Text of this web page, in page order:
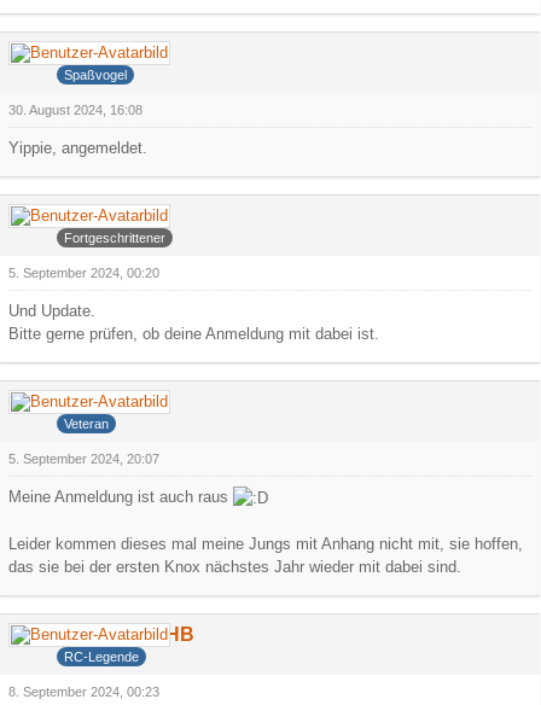
Psychojosh
Spaßvogel
30. August 2024, 16:08
Yippie, angemeldet.
Arowa
Fortgeschrittener
5. September 2024, 00:20
Und Update.
Bitte gerne prüfen, ob deine Anmeldung mit dabei ist.
Iceman
Veteran
5. September 2024, 20:07
Meine Anmeldung ist auch raus
Leider kommen dieses mal meine Jungs mit Anhang nicht mit, sie hoffen,
das sie bei der ersten Knox nächstes Jahr wieder mit dabei sind.
DerCamperHB
RC-Legende
8. September 2024, 00:23